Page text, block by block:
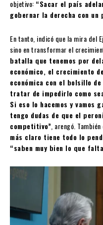
objetivo: “Sacar el país
gobernar la derecha con un
En tanto, indicó que la mira del
sino en transformar el
batalla que tenemos por
económico, el crecimiento
económica con el bolsillo
tratar de impedirlo como
Si eso lo hacemos y vamos
tengo dudas de que el
competitivo”, arengó.
más claro tiene todo lo
“saben muy bien lo que